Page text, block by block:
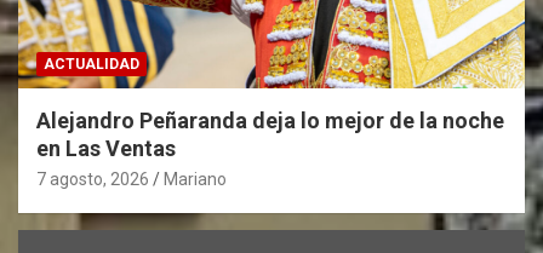
ACTUALIDAD
Alejandro Peñaranda deja lo mejor de la noche
en Las Ventas
7 agosto, 2026 Mariano